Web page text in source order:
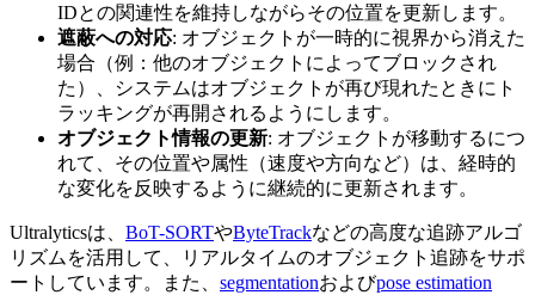
IDとの関連性を維持しながらその位置を更新します。
遮蔽への対応: オブジェクトが一時的に視界から消えた
場合（例：他のオブジェクトによってブロックされ
た）、システムはオブジェクトが再び現れたときにト
ラッキングが再開されるようにします。
オブジェクト情報の更新: オブジェクトが移動するにつ
れて、その位置や属性（速度や方向など）は、経時的
な変化を反映するように継続的に更新されます。
Ultralyticsは、 BoT-SORTやByteTrackなどの高度な追跡アルゴ
リズムを活用して、リアルタイムのオブジェクト追跡をサポ
ートしています。また、 segmentationおよびpose estimation